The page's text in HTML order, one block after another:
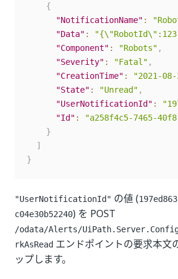
{
"NotificationName" :
"Data" :
"Component" : "Robots" ,
"Severity" : "Fatal" ,
"CreationTime" : "2021-
"State" : "Unread" ,
"UserNotificationId" :
"Id" :
"a258f4c5-7465-
}
]
}
"UserNotificationId" の値 (
c04e30b52240) を POST
/odata/Alerts/
rkAsRead エンドポイントの要求本文
ップします。